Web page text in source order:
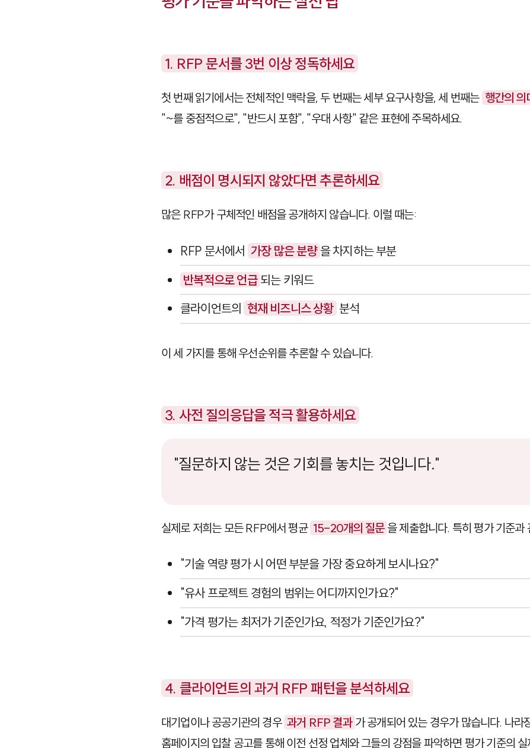
1. RFP 문서를 3번 이상 정독하세요
첫 번째 읽기에서는 전체적인 맥락을, 두 번째는 세부 요구사항을, 세 번째는 행간의 의
"~를 중점적으로", "반드시 포함", "우대 사항"같은 표현에 주목하세요.
2. 배점이 명시되지 않았다면 추론하세요
많은 RFP가 구체적인 배점을 공개하지 않습니다. 이럴 때는:
RFP 문서에서 가장 많은 분량 을 차지하는 부분
반복적으로 언급 되는 키워드
클라이언트의 현재 비즈니스 상황 분석
이 세 가지를 통해 우선순위를 추론할 수 있습니다.
3. 사전 질의응답을 적극 활용하세요
"질문하지 않는 것은 기회를 놓치는 것입니다."
실제로 저희는 모든 RFP에서 평균 15-20개의 질문 을 제출합니다. 특히 평가 기준과
"기술 역량 평가 시 어떤 부분을 가장 중요하게 보시나요?"
"유사 프로젝트 경험의 범위는 어디까지인가요?"
"가격 평가는 최저가 기준인가요, 적정가 기준인가요?"
4. 클라이언트의 과거 RFP 패턴을 분석하세요
대기업이나 공공기관의 경우 과거 RFP 결과 가 공개되어 있는 경우가 많습니다. 나라
홈페이지의 입찰 공고를 통해 이전 선정 업체와 그들의 강점을 파악하면 평가 기준의